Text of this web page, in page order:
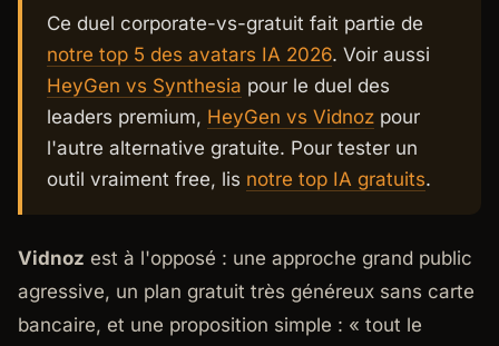
Ce duel corporate-vs-gratuit fait partie de
notre top 5 des avatars IA 2026. Voir aussi
HeyGen vs Synthesia pour le duel des
leaders premium, HeyGen vs Vidnoz pour
l'autre alternative gratuite. Pour tester un
outil vraiment free, lis notre top IA gratuits.
Vidnoz est à l'opposé : une approche grand public
agressive, un plan gratuit très généreux sans carte
bancaire, et une proposition simple : « tout le